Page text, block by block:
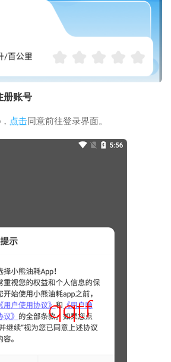
册账号
点击同意前往登录界面。